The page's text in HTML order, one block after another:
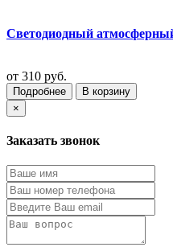
Светодиодный
от 310 руб.
Подробнее
В корзину
×
Заказать звонок